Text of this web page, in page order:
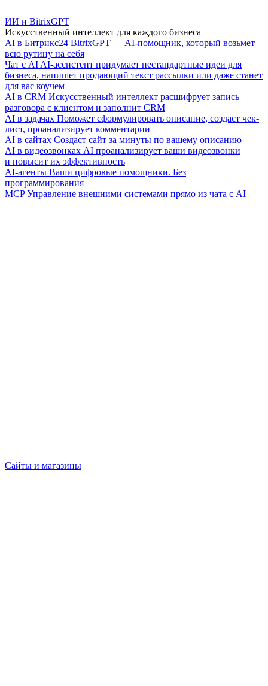
ИИ и BitrixGPT
Искусственный интеллект для каждого бизнеса
AI в Битрикс24 BitrixGPT — AI-помощник, который возьмет
всю рутину на себя
Чат с AI AI-ассистент придумает нестандартные идеи для
бизнеса, напишет продающий текст рассылки или даже станет
для вас коучем
AI в CRM Искусственный интеллект расшифрует запись
разговора с клиентом и заполнит CRM
AI в задачах Поможет сформулировать описание, создаст чек-
лист, проанализирует комментарии
AI в сайтах Создаст сайт за минуты по вашему описанию
AI в видеозвонках AI проанализирует ваши видеозвонки
и повысит их эффективность
AI-агенты Ваши цифровые помощники. Без
программирования
MCP Управление внешними системами прямо из чата с AI
Сайты и магазины